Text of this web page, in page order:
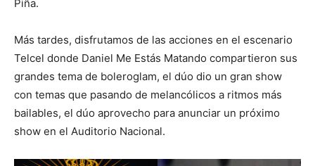
Piña.
Más tardes, disfrutamos de las acciones en el escenario
Telcel donde Daniel Me Estás Matando compartieron sus
grandes tema de boleroglam, el dúo dio un gran show
con temas que pasando de melancólicos a ritmos más
bailables, el dúo aprovecho para anunciar un próximo
show en el Auditorio Nacional.